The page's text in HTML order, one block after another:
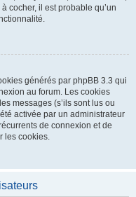
cocher, il est probable qu’un
générés par phpBB 3.3 qui
au forum. Les cookies
messages (s’ils sont lus ou
activée par un administrateur
de connexion et de
les cookies.